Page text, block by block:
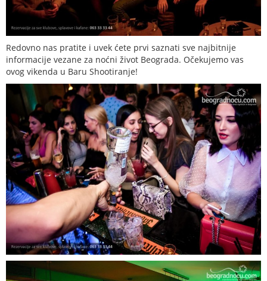
Redovno nas pratite i uvek ćete prvi saznati sve najbitnije
informacije vezane za noćni život Beograda. Očekujemo vas
ovog vikenda u Baru Shootiranje!